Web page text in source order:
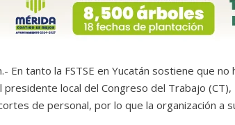
En tanto la FSTSE en Yucatán sostiene que
presidente local del Congreso del Trabajo
de personal, por lo que la organización a